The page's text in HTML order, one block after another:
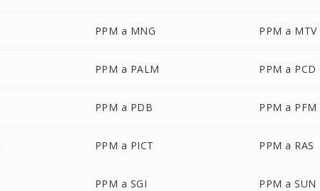
PPM a MNG PPM a MTV
PPM a PALM PPM a PCD
PPM a PDB PPM a PFM
PPM a PICT PPM a RAS
PPM a SGI PPM a SUN